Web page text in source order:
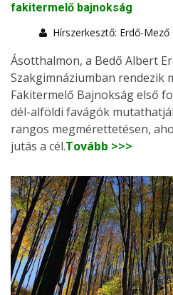
fakitermelő bajnokság
Hírszerkesztő: Erdő-Mező
Ásotthalmon, a Bedő Albert
Szakgimnáziumban rendezik
Fakitermelő Bajnokság első
dél-alföldi favágók
rangos megmérettetésen,
jutás a cél.Tovább >>>